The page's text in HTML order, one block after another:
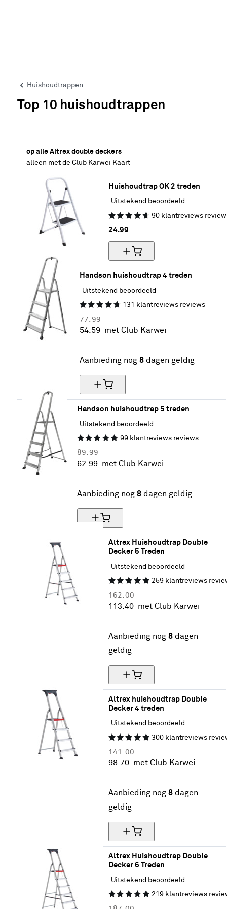
Huishoudtrappen
Top 10 huishoudtrappen
op alle Altrex double deckers
alleen met de Club Karwei Kaart
Huishoudtrap OK 2 treden
Uitstekend beoordeeld
90 klantreviews
24.99
Handson huishoudtrap 4 treden
Uitstekend beoordeeld
131
klantreviews reviews
77. 99
54. 59 met Club Karwei
Aanbieding nog 8 dagen geldig
Handson huishoudtrap 5 treden
Uitstekend beoordeeld
99 klantreviews reviews
89. 99
62. 99 met Club Karwei
Aanbieding nog 8 dagen geldig
Altrex Huishoudtrap Double
Decker 5 Treden
Uitstekend beoordeeld
259 klantreviews
162. 00
113. 40 met Club Karwei
Aanbieding nog 8 dagen
geldig
Altrex huishoudtrap Double
Decker 4 treden
Uitstekend beoordeeld
300 klantreviews
141. 00
98. 70 met Club Karwei
Aanbieding nog 8 dagen
geldig
Altrex Huishoudtrap Double
Decker 6 Treden
Uitstekend beoordeeld
219 klantreviews